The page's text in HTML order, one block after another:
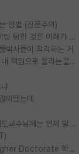
방법 (장문주의)
대학원생들 교수에게 가스라이팅 당한 것은 이해가 갑니다. 안타깝네요.
박사들이 착각하는 거
왜 후배가 못하는걸 교수님은 내 책임으로 돌리는걸까요?
이됐는데
타대학원 컨텍 준비중인데, 지도교수님께는 언제 말씀드려야 할까요?
우리나라도 학구 열풍보면 Higher Doctorate 학위가 필요하다고 봅니다.